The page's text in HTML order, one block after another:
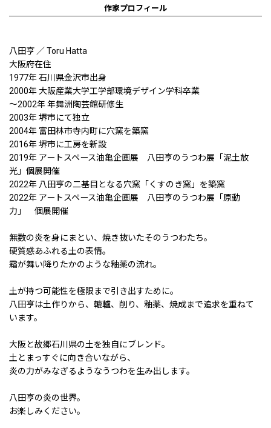
作家プロフィール
八田亨 ／ Toru Hatta
大阪府在住
1977年 石川県金沢市出身
2000年 大阪産業大学工学部環境デザイン学科卒業
〜2002年 年舞洲陶芸館研修生
2003年 堺市にて独立
2004年 富田林市寺内町に穴窯を築窯
2016年 堺市に工房を新設
2019年 アートスペース油亀企画展 八田亨のうつわ展「泥土放
光」個展開催
2022年 八田亨の二基目となる穴窯「くすのき窯」を築窯
2022年 アートスペース油亀企画展 八田亨のうつわ展「原動
力」 個展開催
無数の炎を身にまとい、焼き抜いたそのうつわたち。
硬質感あふれる土の表情。
霜が舞い降りたかのような釉薬の流れ。
土が持つ可能性を極限まで引き出すために。
八田亨は土作りから、轆轤、削り、釉薬、焼成まで追求を重ねて
います。
大阪と故郷石川県の土を独自にブレンド。
土とまっすぐに向き合いながら、
炎の力がみなぎるようなうつわを生み出します。
八田亨の炎の世界。
お楽しみください。